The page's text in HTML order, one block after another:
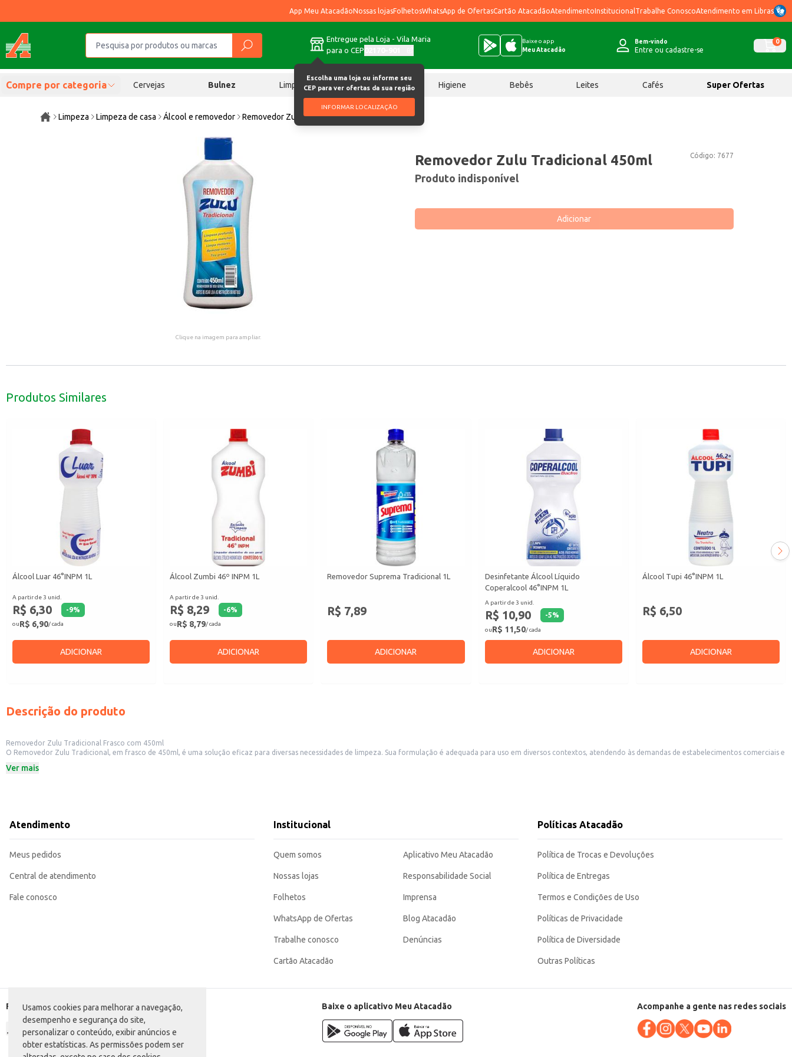
Usamos cookies para melhorar a navegação,
desempenho e segurança do site,
personalizar o conteúdo, exibir anúncios e
obter estatísticas. As permissões podem ser
App Meu AtacadãoNossas lojasFolhetosWhatsApp de OfertasCartão AtacadãoAtendimentoInstitucional Trabalhe ConoscoAtendimento em Libras
Entregue pela Loja - Vila Maria
para o CEP
Escolha uma loja ou informe seu
CEP para ver ofertas da sua região
INFORMAR LOCALIZAÇÃO
Baixe o app
Meu Atacadão
Bem-vindo
Entre ou cadastre-se
0
Compre por categoria Cervejas Bulnez Limpeza Chocolates Higiene Bebês Leites Cafés Super Ofertas
Limpeza Limpeza de casa Álcool e removedor Removedor Zulu Tradicional 450ml
Clique na imagem para ampliar.
Código: 7677
Removedor Zulu Tradicional 450ml
Produto indisponível
Adicionar
Produtos Similares
Álcool Luar 46°INPM 1L
A partir de 3 unid.
R$ 6,30 -9%
ouR$ 6,90/ cada
ADICIONAR
Álcool Zumbi 46º INPM 1L
A partir de 3 unid.
R$ 8,29 -6%
ouR$ 8,79/ cada
ADICIONAR
Removedor Suprema Tradicional 1L
R$ 7,89
ADICIONAR
Desinfetante Álcool Líquido
Coperalcool 46°INPM 1L
A partir de 3 unid.
R$ 10,90 -5%
ouR$ 11,50/ cada
ADICIONAR
Álcool Tupi 46°INPM 1L
R$ 6,50
ADICIONAR
Descrição do produto
Removedor Zulu Tradicional Frasco com 450ml
O Removedor Zulu Tradicional, em frasco de 450ml, é uma solução eficaz para diversas necessidades de limpeza. Sua formulação é adequada para uso em diversos contextos, atendendo às demandas de estabelecimentos comerciais e
Dicas de Uso:
O Removedor Zulu Tradicional proporciona limpeza eficiente e contribui para a manutenção da higiene em diferentes ambientes. Sua apresentação em frasco de 450ml facilita o manuseio e o armazenamento.
Marca: Zulu
Departamento: Limpeza
Conteúdo: 450ml
Ver mais
Atendimento
Meus pedidos
Central de atendimento
Fale conosco
Institucional
Quem somos
Nossas lojas
Folhetos
WhatsApp de Ofertas
Trabalhe conosco
Cartão Atacadão
Aplicativo Meu Atacadão
Responsabilidade Social
Imprensa
Blog Atacadão
Denúncias
Políticas Atacadão
Política de Trocas e Devoluções
Política de Entregas
Termos e Condições de Uso
Políticas de Privacidade
Política de Diversidade
Outras Políticas
Formas de pagamento Baixe o aplicativo Meu Atacadão Acompanhe a gente nas redes sociais